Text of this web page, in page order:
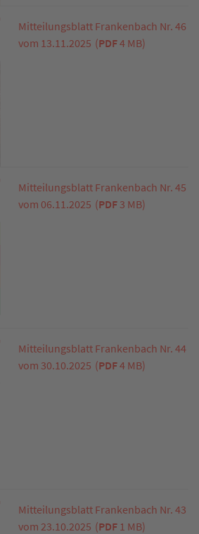
Mitteilungsblatt Frankenbach Nr. 46
vom 13.11.2025 (PDF4 MB)
Mitteilungsblatt Frankenbach Nr. 45
vom 06.11.2025 (PDF 3 MB)
Mitteilungsblatt Frankenbach Nr. 44
vom 30.10.2025 (PDF4 MB)
Mitteilungsblatt Frankenbach Nr. 43
vom 23.10.2025 (PDF 1 MB)